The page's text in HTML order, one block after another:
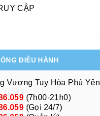
CẬP
ĐIỀU HÀNH
Vương Tuy Hòa Phú Yên
(7h00-21h0)
(Gọi 24/7)